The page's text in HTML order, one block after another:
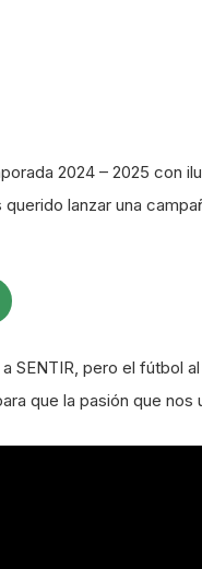
2024 – 2025 con
lanzar una
SENTIR, pero el fútbol
que la pasión que